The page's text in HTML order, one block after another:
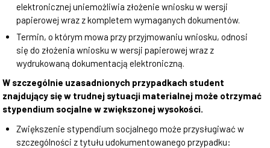
elektronicznej uniemożliwia złożenie wniosku w wersji
papierowej wraz z kompletem wymaganych dokumentów.
Termin, o którym mowa przy przyjmowaniu wniosku, odnosi
się do złożenia wniosku w wersji papierowej wraz z
wydrukowaną dokumentacją elektroniczną.
W szczególnie uzasadnionych przypadkach student
znajdujący się w trudnej sytuacji materialnej może otrzymać
stypendium socjalne w zwiększonej wysokości.
Zwiększenie stypendium socjalnego może przysługiwać w
szczególności z tytułu udokumentowanego przypadku: